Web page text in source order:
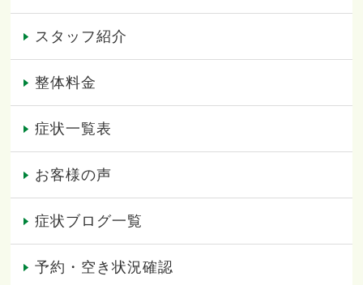
スタッフ紹介
整体料金
症状一覧表
お客様の声
症状ブログ一覧
予約・空き状況確認